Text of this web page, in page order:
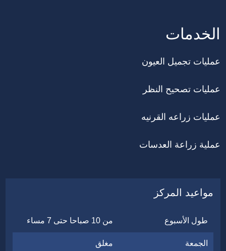
مواعيد المركز
طول الأسبوع من 10 صباحا حتى 7 مساء
الجمعة مغلق
الخدمات
عمليات تجميل العيون
عمليات تصحيح النظر
عمليات زراعه القرنيه
عملية زراعة العدسات